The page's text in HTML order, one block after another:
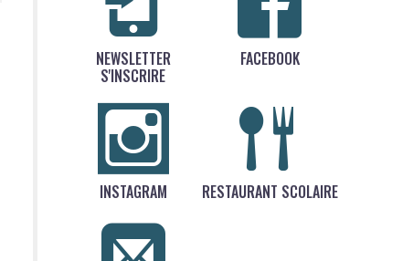
NEWSLETTER
S'INSCRIRE
FACEBOOK
INSTAGRAM RESTAURANT SCOLAIRE